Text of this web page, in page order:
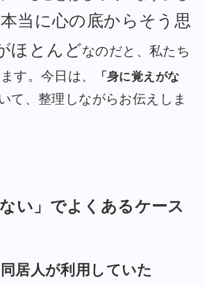
本当に心の底からそう思
ほとんどなのだと、私たち
す。今日は、
「身に覚えがな
て、整理しながらお伝えしま
い」でよくあるケース
居人が利用していた